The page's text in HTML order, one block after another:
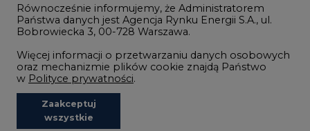
Zielone samorządy
Zielona gospodarka
2021 - 2026
REDAKCJA@CIRE.PL
Równocześnie informujemy, że Administratorem
Państwa danych jest Agencja Rynku Energii S.A., ul.
Bobrowiecka 3, 00-728 Warszawa.
Więcej informacji o przetwarzaniu danych osobowych
oraz mechanizmie plików cookie znajdą Państwo
w Polityce prywatności
Zaakceptuj
wszystkie